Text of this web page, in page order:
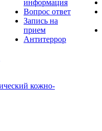
информация
Вопрос ответ
Запись на
прием
Антитеррор